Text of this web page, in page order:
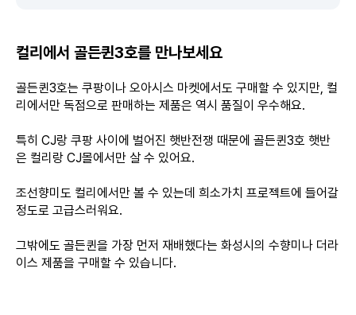
컬리에서 골든퀸3호를 만나보세요
골든퀸3호는 쿠팡이나 오아시스 마켓에서도 구매할 수 있지만, 컬
리에서만 독점으로 판매하는 제품은 역시 품질이 우수해요.
특히 CJ랑 쿠팡 사이에 벌어진 햇반전쟁 때문에 골든퀸3호 햇반
은 컬리랑 CJ몰에서만 살 수 있어요.
조선향미도 컬리에서만 볼 수 있는데 희소가치 프로젝트에 들어갈
정도로 고급스러워요.
그밖에도 골든퀸을 가장 먼저 재배했다는 화성시의 수향미나 더라
이스 제품을 구매할 수 있습니다.